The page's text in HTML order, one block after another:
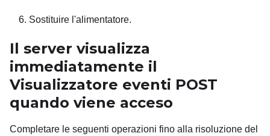
Sostituire l'alimentatore.
Il server visualizza
immediatamente il
Visualizzatore eventi POST
quando viene acceso
Completare le seguenti operazioni fino alla risoluzione del